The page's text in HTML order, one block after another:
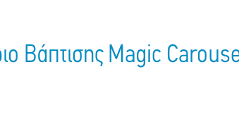
Βάπτισης Magic